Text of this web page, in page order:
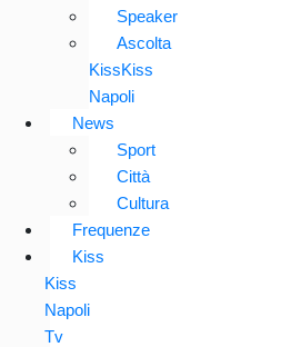
Speaker
Ascolta
KissKiss
Napoli
News
Sport
Città
Cultura
Frequenze
Kiss
Kiss
Napoli
Tv